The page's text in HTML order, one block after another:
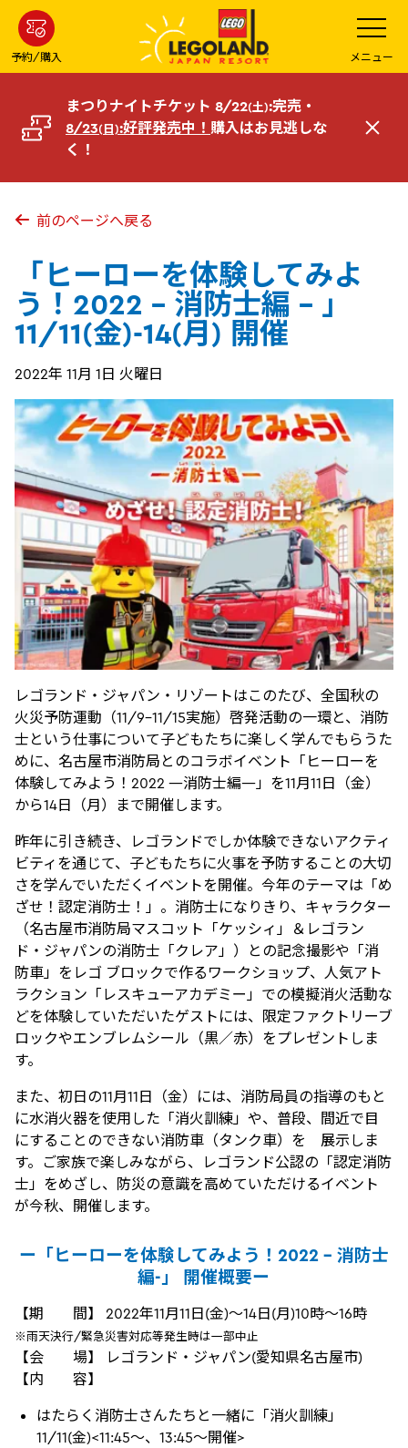
ン
コ
へ
予約/購入
メ
ニ
ュ
ー
を
開
メニュー
まつりナイトチケット 8/22(土):完売・
8/23(日):好評発売中！ 購入はお見逃しな
く！
閉
前のページへ戻る
「ヒーローを体験してみよ
う！2022 - 消防士編 - 」
11/11(金)-14(月) 開催
2022年 11月 1日 火曜日
レゴランド・ジャパン・リゾートはこのたび、全国秋の
火災予防運動（11/9-11/15実施）啓発活動の一環と、消防
士という仕事について子どもたちに楽しく学んでもらうた
めに、名古屋市消防局とのコラボイベント「ヒーローを
体験してみよう！2022 ―消防士編―」を11月11日（金）
から14日（月）まで開催します。
昨年に引き続き、レゴランドでしか体験できないアクティ
ビティを通じて、子どもたちに火事を予防することの大切
さを学んでいただくイベントを開催。今年のテーマは「め
ざせ！認定消防士！」。消防士になりきり、キャラクター
（名古屋市消防局マスコット「ケッシィ」＆レゴラン
ド・ジャパンの消防士「クレア」）との記念撮影や「消
防車」をレゴ ブロックで作るワークショップ、人気アト
ラクション「レスキューアカデミー」での模擬消火活動な
どを体験していただいたゲストには、限定ファクトリーブ
ロックやエンブレムシール（黒／赤）をプレゼントしま
す。
また、初日の11月11日（金）には、消防局員の指導のもと
に水消火器を使用した「消火訓練」や、普段、間近で目
にすることのできない消防車（タンク車）を 展示しま
す。ご家族で楽しみながら、レゴランド公認の「認定消防
士」をめざし、防災の意識を高めていただけるイベント
が今秋、開催します。
ー「ヒーローを体験してみよう！2022 - 消防士
編-」 開催概要ー
【期 間】 2022年11月11日(金)～14日(月)10時～16時
※雨天決行/緊急災害対応等発生時は一部中止
【会 場】 レゴランド・ジャパン(愛知県名古屋市)
【内 容】
はたらく消防士さんたちと一緒に「消火訓練」
11/11(金)<11:45～、13:45～開催>